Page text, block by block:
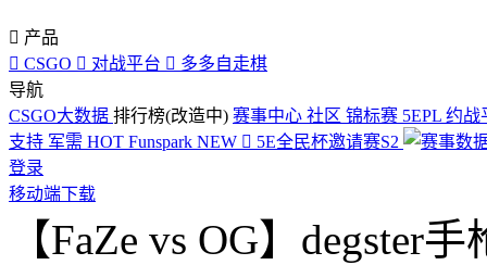
 产品
 CSGO  对战平台  多多自走棋
导航
CSGO大数据 排行榜(改造中) 赛事中心 社区 锦标赛 5EPL 约战
支持 军需 HOT Funspark NEW  5E全民杯邀请赛S2
登录
移动端下载
【FaZe vs OG】degster